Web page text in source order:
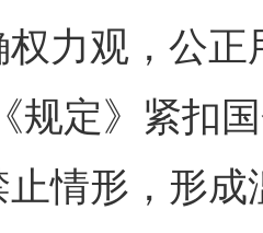
力观，公
规定》紧扣
情形，形